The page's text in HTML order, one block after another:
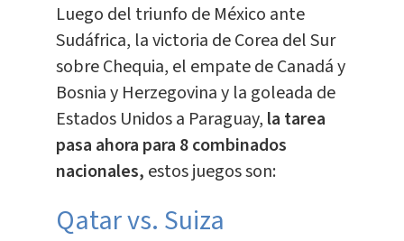
Luego del triunfo de México ante
Sudáfrica, la victoria de Corea del Sur
sobre Chequia, el empate de Canadá y
Bosnia y Herzegovina y la goleada de
Estados Unidos a Paraguay, la tarea
pasa ahora para 8 combinados
nacionales, estos juegos son:
Qatar vs. Suiza